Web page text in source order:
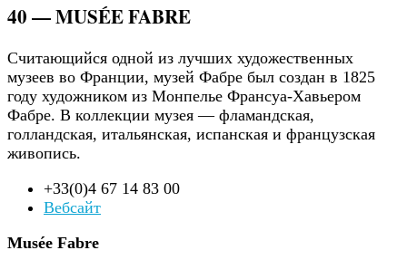
40 — MUSÉE FABRE
Считающийся одной из лучших художественных
музеев во Франции, музей Фабре был создан в 1825
году художником из Монпелье Франсуа-Хавьером
Фабре. В коллекции музея — фламандская,
голландская, итальянская, испанская и французская
живопись.
+33(0)4 67 14 83 00
Вебсайт
Musée Fabre